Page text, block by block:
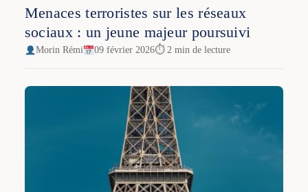
Menaces terroristes sur les réseaux
sociaux : un jeune majeur poursuivi
Morin Rémi 09 février 2026⏱ 2 min de lecture